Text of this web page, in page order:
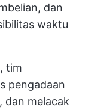
dan
waktu
tim
pengadaan
dan melacak